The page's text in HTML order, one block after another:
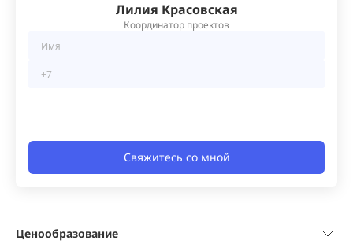
Ценообразование
Лилия Красовская
Координатор проектов
Свяжитесь со мной